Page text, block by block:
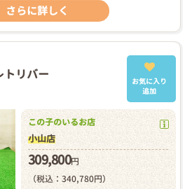
さらに詳しく
トリバー
お気に入り
追加
この子のいるお店
小山店
309,800円
（税込：340,780円）